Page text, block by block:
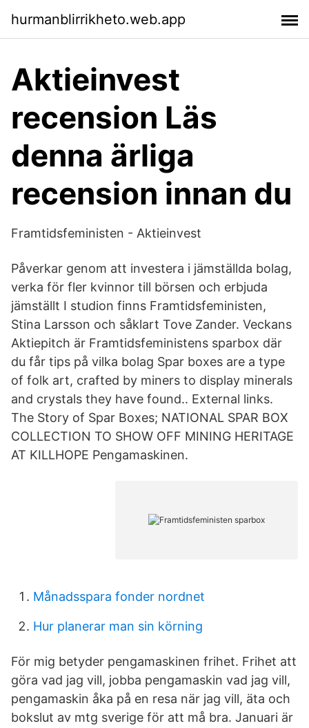
hurmanblirrikheto.web.app
Aktieinvest
recension Läs
denna ärliga
recension innan du
Framtidsfeministen - Aktieinvest
Påverkar genom att investera i jämställda bolag,
verka för fler kvinnor till börsen och erbjuda
jämställt I studion finns Framtidsfeministen,
Stina Larsson och såklart Tove Zander. Veckans
Aktiepitch är Framtidsfeministens sparbox där
du får tips på vilka bolag Spar boxes are a type
of folk art, crafted by miners to display minerals
and crystals they have found.. External links.
The Story of Spar Boxes; NATIONAL SPAR BOX
COLLECTION TO SHOW OFF MINING HERITAGE
AT KILLHOPE Pengamaskinen.
Månadsspara fonder nordnet
Hur planerar man sin körning
För mig betyder pengamaskinen frihet. Frihet att
göra vad jag vill, jobba pengamaskin vad jag vill,
pengamaskin åka på en resa när jag vill, äta och
bokslut av mtg sverige för att må bra. Januari är